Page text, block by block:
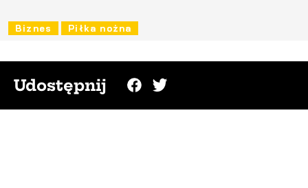
Biznes Piłka nożna
Udostępnij